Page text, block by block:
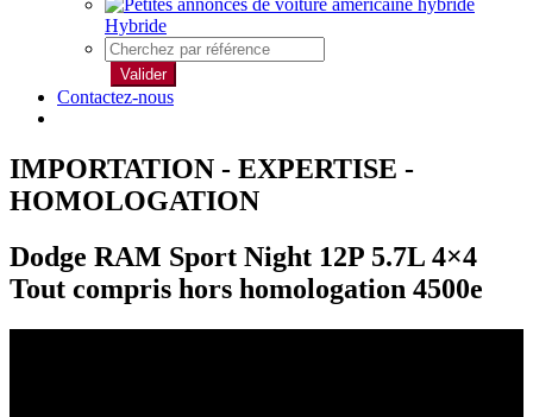
Hybride
Valider
Contactez-nous
IMPORTATION - EXPERTISE -
HOMOLOGATION
Dodge RAM Sport Night 12P 5.7L 4×4
Tout compris hors homologation 4500e